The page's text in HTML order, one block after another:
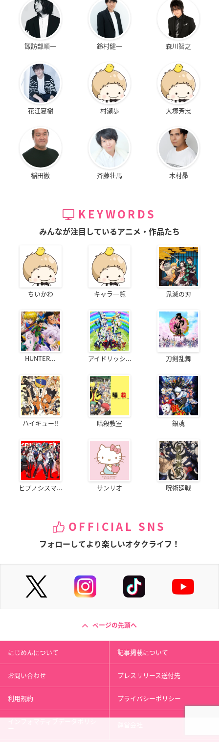
諏訪部順一 鈴村健一 森川智之
花江夏樹 村瀬歩 大塚芳忠
稲田徹 斉藤壮馬 木村昴
KEYWORDS
みんなが注目しているアニメ・作品たち
ちいかわ キャラ一覧 鬼滅の刃
HUNTER... アイドリッシ... 刀剣乱舞
ハイキュー!! 暗殺教室 銀魂
ヒプノシスマ... サンリオ 呪術廻戦
OFFICIAL SNS
フォローしてより楽しいオタクライフ！
ページの先頭へ
にじめんについて 記事掲載について
お問い合わせ プレスリリース送付先
利用規約 プライバシーポリシー